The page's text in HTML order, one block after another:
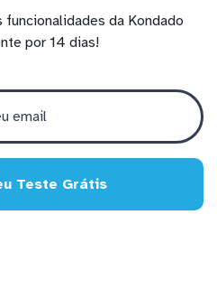
funcionalidades da Kondado
por 14 dias!
Teste Grátis